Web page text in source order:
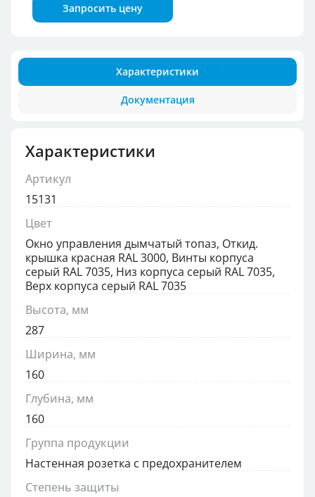
Запросить цену
Характеристики
Документация
Характеристики
Артикул
15131
Цвет
Окно управления дымчатый топаз, Откид.
крышка красная RAL 3000, Винты корпуса
серый RAL 7035, Низ корпуса серый RAL 7035,
Верх корпуса серый RAL 7035
Высота, мм
287
Ширина, мм
160
Глубина, мм
160
Группа продукции
Настенная розетка с предохранителем
Степень защиты